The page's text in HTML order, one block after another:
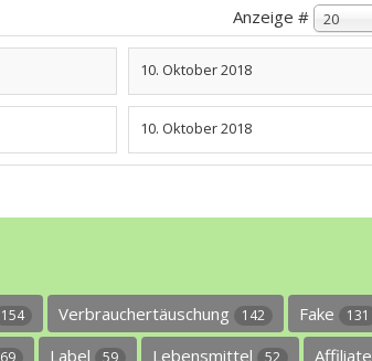
Anzeige #
20
10. Oktober 2018
10. Oktober 2018
154 Verbrauchertäuschung 142 Fake 131
69 Label 59 Lebensmittel 52 Affiliate